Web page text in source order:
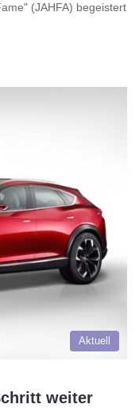
(JAHFA) begeistert
Aktuell
weiter